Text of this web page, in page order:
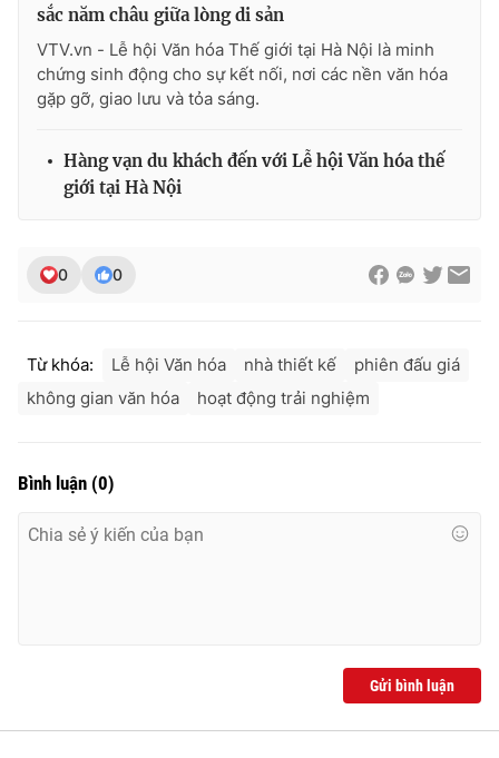
sắc năm châu giữa lòng di sản
VTV.vn - Lễ hội Văn hóa Thế giới tại Hà Nội là minh
chứng sinh động cho sự kết nối, nơi các nền văn hóa
gặp gỡ, giao lưu và tỏa sáng.
Hàng vạn du khách đến với Lễ hội Văn hóa thế
giới tại Hà Nội
0 0
Từ khóa: Lễ hội Văn hóa nhà thiết kế
phiên đấu giá
không gian văn hóa
hoạt động trải nghiệm
Bình luận (0)
Gửi bình luận